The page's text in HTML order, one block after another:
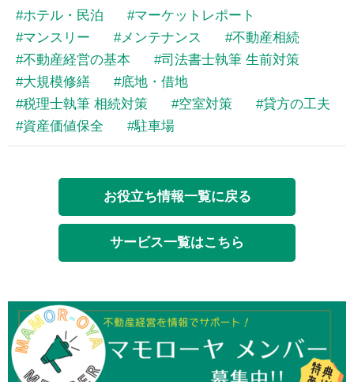
ホテル・民泊
マーケットレポート
マンスリー
メンテナンス
不動産相続
不動産経営の基本
司法書士執筆 生前対策
大規模修繕
底地・借地
税理士執筆 相続対策
空室対策
貸方の工夫
資産価値保全
駐車場
お役立ち情報一覧に戻る
サービス一覧はこちら